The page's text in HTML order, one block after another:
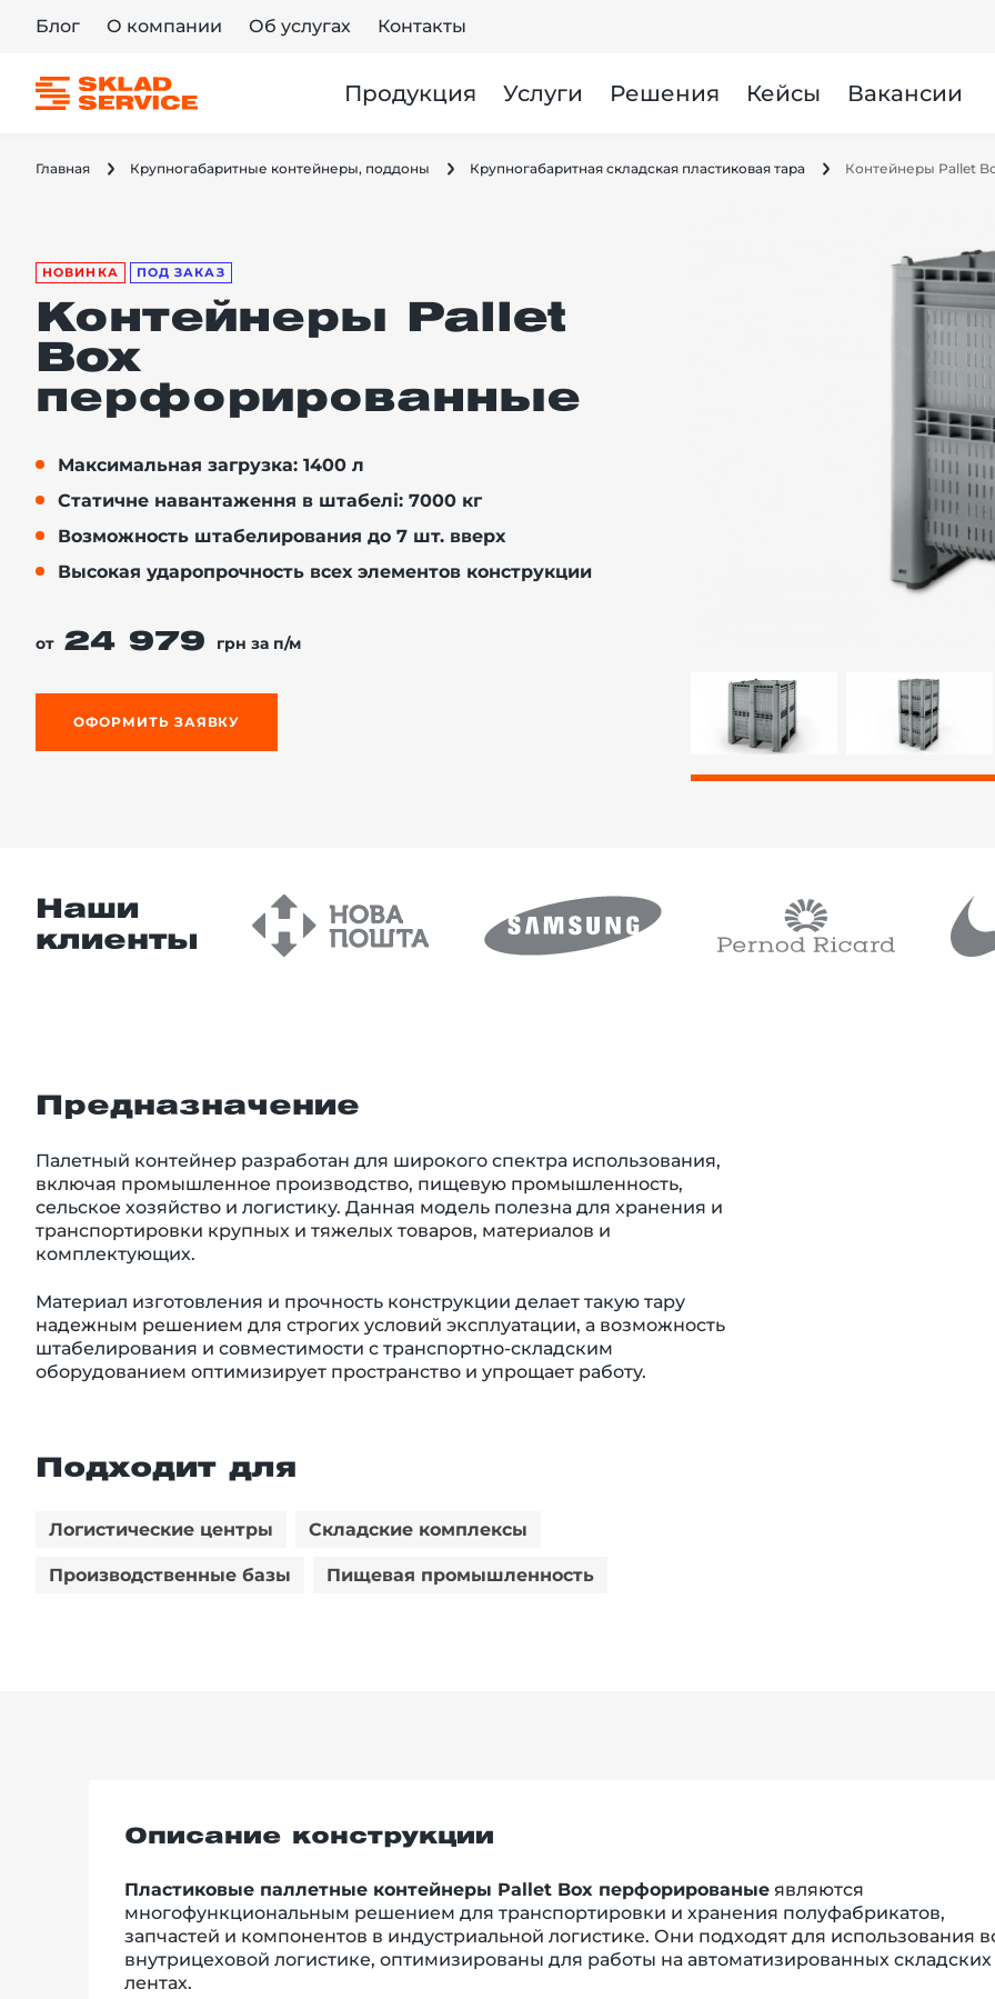
Блог О компании Об услугах Контакты
Продукция Услуги Решения Кейсы Вакансии
Главная Крупногабаритные контейнеры, поддоны Крупногабаритная складская пластиковая тара Контейнеры Pallet
НОВИНКА ПОД ЗАКАЗ
Контейнеры Pallet
Box
перфорированные
Максимальная загрузка: 1400 л
Статичне навантаження в штабелі: 7000 кг
Возможность штабелирования до 7 шт. вверх
Высокая ударопрочность всех элементов конструкции
от 24 979 грн за п/м
ОФОРМИТЬ ЗАЯВКУ
Наши
клиенты
Предназначение
Палетный контейнер разработан для широкого спектра использования,
включая промышленное производство, пищевую промышленность,
сельское хозяйство и логистику. Данная модель полезна для хранения и
транспортировки крупных и тяжелых товаров, материалов и
комплектующих.
Материал изготовления и прочность конструкции делает такую ​​тару
надежным решением для строгих условий эксплуатации, а возможность
штабелирования и совместимости с транспортно-складским
оборудованием оптимизирует пространство и упрощает работу.
Подходит для
Логистические центры Складские комплексы
Производственные базы Пищевая промышленность
Описание конструкции
Пластиковые паллетные контейнеры Pallet Box перфорированые являются
многофункциональным решением для транспортировки и хранения полуфабрикатов,
запчастей и компонентов в индустриальной логистике. Они подходят для использования
внутрицеховой логистике, оптимизированы для работы на автоматизированных складских
лентах.